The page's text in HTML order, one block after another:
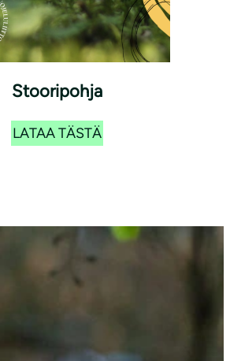
Stooripohja
LATAA TÄSTÄ